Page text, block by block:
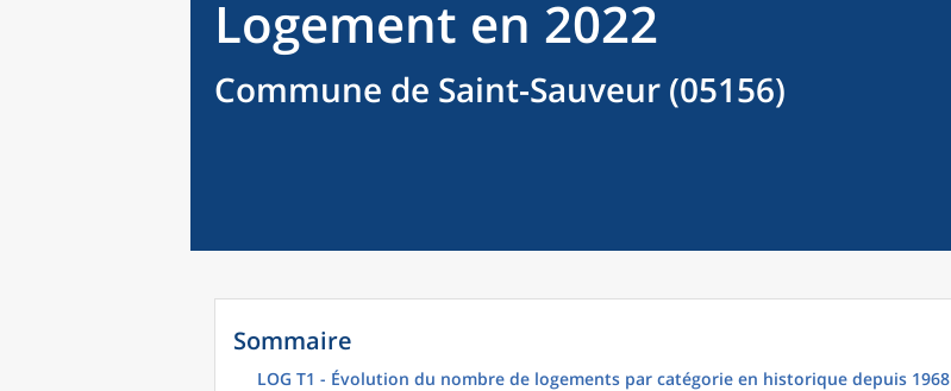
Logement en 2022
Commune de Saint-Sauveur (05156)
Sommaire
LOG T1 - Évolution du nombre de logements par catégorie en historique depuis 1968